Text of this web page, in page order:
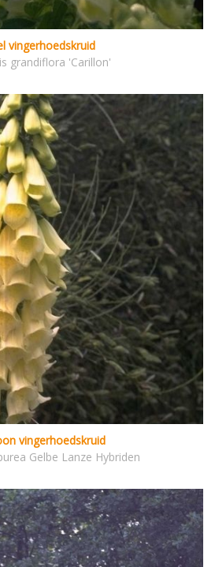
vingerhoedskruid
grandiflora 'Carillon'
vingerhoedskruid
Gelbe Lanze Hybriden